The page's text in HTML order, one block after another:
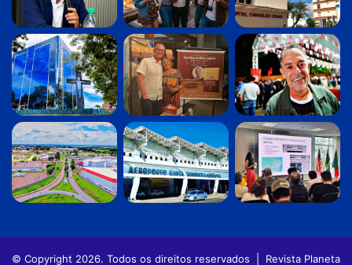
© Copyright 2026. Todos os direitos reservados | Revista Planeta